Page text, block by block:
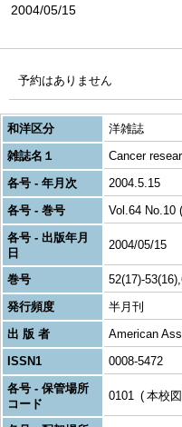
2004/05/15
予約はありません
和洋区分
洋雑誌
雑誌名１
Cancer
各号 - 年月次
2004.5.15
各号 - 巻号
Vol.64 No.10
各号 - 出版年月
日
2004/05/15
巻号
52(17)-
発行頻度
半月刊
出 版 者
American
ISSN1
0008-5472
各号 - 保管場所
コード
0101 本校